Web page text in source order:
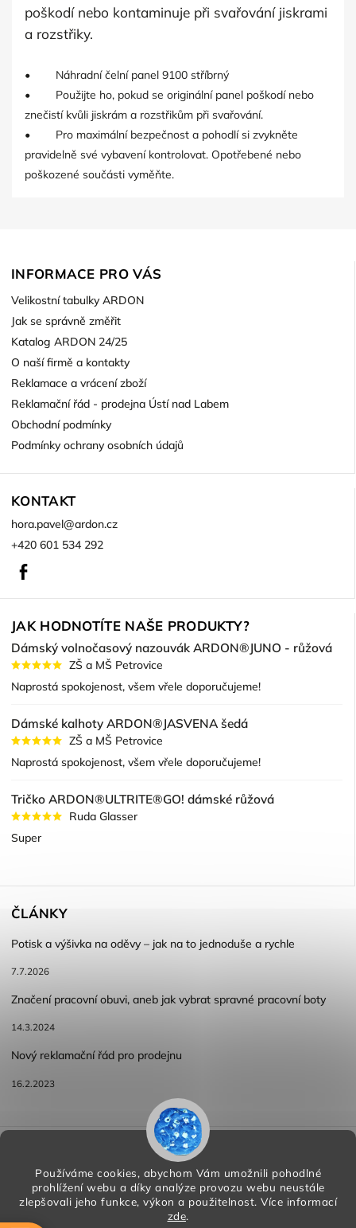
Používáme cookies, abychom Vám umožnili pohodlné
prohlížení webu a díky analýze provozu webu neustále
zlepšovali jeho funkce, výkon a použitelnost. Více informací
zde.
poškodí nebo kontaminuje při svařování jiskrami
a rozstřiky.
• Náhradní čelní panel 9100 stříbrný
• Použijte ho, pokud se originální panel poškodí nebo
znečistí kvůli jiskrám a rozstřikům při svařování.
• Pro maximální bezpečnost a pohodlí si zvykněte
pravidelně své vybavení kontrolovat. Opotřebené nebo
poškozené součásti vyměňte.
INFORMACE PRO VÁS
Velikostní tabulky ARDON
Jak se správně změřit
Katalog ARDON 24/25
O naší firmě a kontakty
Reklamace a vrácení zboží
Reklamační řád - prodejna Ústí nad Labem
Obchodní podmínky
Podmínky ochrany osobních údajů
KONTAKT
hora.pavel@ardon.cz
+420 601 534 292
JAK HODNOTÍTE NAŠE PRODUKTY?
Dámský volnočasový nazouvák ARDON®JUNO - růžová
ZŠ a MŠ Petrovice
Naprostá spokojenost, všem vřele doporučujeme!
Dámské kalhoty ARDON®JASVENA šedá
ZŠ a MŠ Petrovice
Naprostá spokojenost, všem vřele doporučujeme!
Tričko ARDON®ULTRITE®GO! dámské růžová
Ruda Glasser
Super
ČLÁNKY
Potisk a výšivka na oděvy – jak na to jednoduše a rychle
7.7.2026
Značení pracovní obuvi, aneb jak vybrat spravné pracovní boty
14.3.2024
Nový reklamační řád pro prodejnu
16.2.2023
Reklamace a vracení zboží
Podmínky ochrany osobních údajů
Copyright 2026 HORA PP s.r.o.